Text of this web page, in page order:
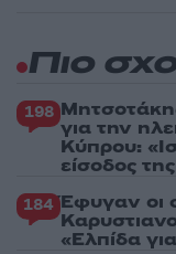
Πιο
198
για την
Κύπρου:
είσοδος
184 Έφυγαν οι
«Ελπίδα